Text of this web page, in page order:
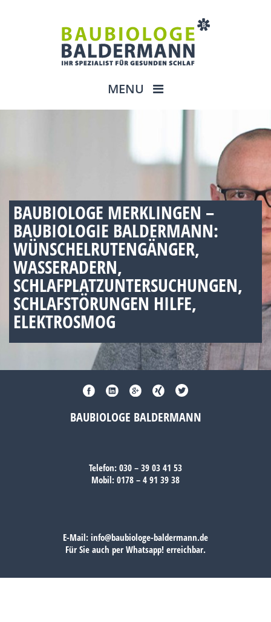
MENU
BAUBIOLOGE MERKLINGEN –
BAUBIOLOGIE BALDERMANN:
WÜNSCHELRUTENGÄNGER,
WASSERADERN,
SCHLAFPLATZUNTERSUCHUNGEN,
SCHLAFSTÖRUNGEN HILFE,
ELEKTROSMOG
BAUBIOLOGE BALDERMANN
Telefon: 030 – 39 03 41 53
Mobil: 0178 – 4 91 39 38
E-Mail: info@baubiologe-baldermann.de
Für Sie auch per Whatsapp! erreichbar.